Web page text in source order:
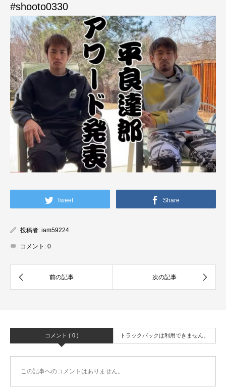
#shooto0330
Tweet Share
投稿者: iam59224
コメント: 0
コメント ( 0 ) トラックバックは利用できません。
この記事へのコメントはありません。